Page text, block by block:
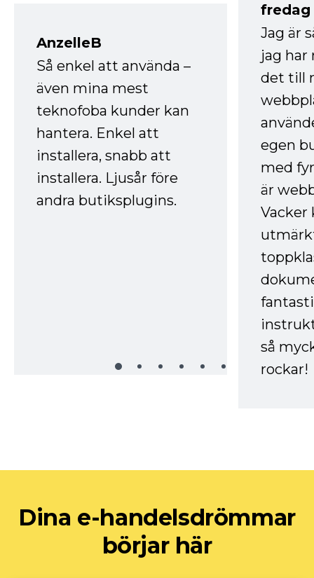
AnzelleB
Så enkel att använda –
även mina mest
teknofoba kunder kan
hantera. Enkel att
installera, snabb att
installera. Ljusår före
andra butiksplugins.
fredag
Jag är
jag
det till
egen
med
är
Vacker
så
rockar!
Dina e-handelsdrömmar
börjar här